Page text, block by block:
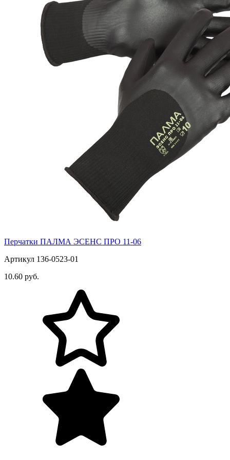
Перчатки ПАЛМА ЭСЕНС ПРО 11-06
Артикул 136-0523-01
10.60 руб.